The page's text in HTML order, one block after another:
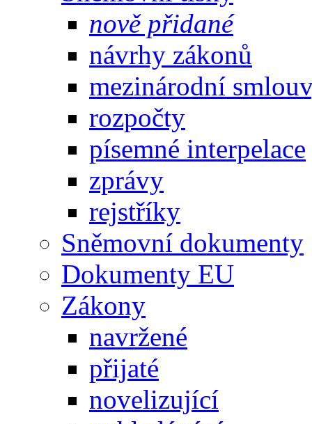
nově přidané
návrhy zákonů
mezinárodní
rozpočty
písemné interpelace
zprávy
rejstříky
Sněmovní dokumenty
Dokumenty EU
Zákony
navržené
přijaté
novelizující